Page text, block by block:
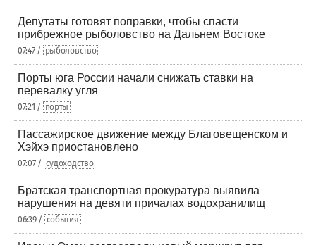
Депутаты готовят поправки, чтобы спасти
прибрежное рыболовство на Дальнем Востоке
07:47 / рыболовство
Порты юга России начали снижать ставки на
перевалку угля
07:21 / порты
Пассажирское движение между Благовещенском и
Хэйхэ приостановлено
07:07 / судоходство
Братская транспортная прокуратура выявила
нарушения на девяти причалах водохранилищ
06:39 / события